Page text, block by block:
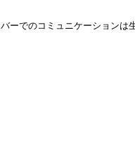
ーでのコミュニケーションは